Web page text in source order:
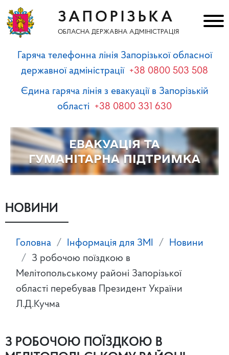
ЗАПОРІЗЬКА
ОБЛАСНА ДЕРЖАВНА АДМІНІСТРАЦІЯ
Гаряча телефонна лінія Запорізької обласної
державної адміністрації +38 0800 503 508
Єдина гаряча лінія з евакуації в Запорізькій
області +38 0800 331 630
НОВИНИ
Головна Інформація для ЗМІ
Новини
З робочою поїздкою в
Мелітопольському районі Запорізької
області перебував Президент України
Л.Д.Кучма
З РОБОЧОЮ ПОЇЗДКОЮ В